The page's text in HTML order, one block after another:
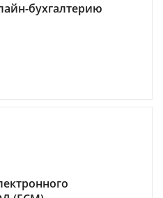
бухгалтерию